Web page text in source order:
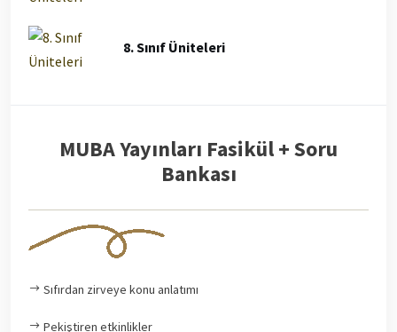
8. Sınıf Üniteleri
MUBA Yayınları Fasikül + Soru
Bankası
Sıfırdan zirveye konu anlatımı
Pekiştiren etkinlikler